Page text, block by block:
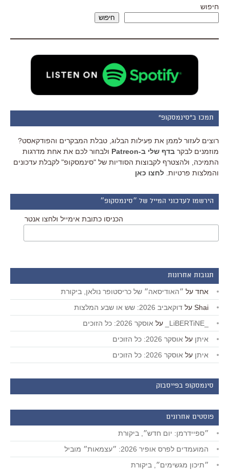
חיפוש
חיפוש
תמכו ב"סינמסקופ"
רוצים לעזור לממן את פעילות הבלוג, טבלת המבקרים והפודקאסט?
מוזמנים לבקר בדף שלי ב-Patreon
ולבחור לכם את אחת מדרגות
התמיכה, ולהצטרף לקבוצות הסודיות של "סינמסקופ" לקבלת עדכונים
והמלצות פרטיות. לחצו כאן
הירשמו לעדכוני המייל של ״סינמסקופ״
הכניסו כתובת אימייל ולחצו אנטר
תגובות אחרונות
אחד על ״האודיסאה״ של כריסטופר נולאן, ביקורת
Shai על דוקאביב 2026: שש או שבע המלצות
על אוסקר 2026: כל הזוכים
איתן על אוסקר 2026: כל הזוכים
איתן על אוסקר 2026: כל הזוכים
סינמסקופ בפייסבוק
פוסטים אחרונים
״ספיידרמן: יום חדש״, ביקורת
המועמדים לפרס אופיר 2026: ״עצמאות״ מוביל
״תיכון מגשימים״, ביקורת